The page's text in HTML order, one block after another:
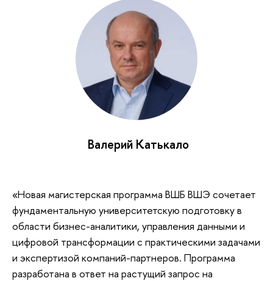
Валерий Катькало
«Новая магистерская программа ВШБ ВШЭ сочетает
фундаментальную университетскую подготовку в
области бизнес-аналитики, управления данными и
цифровой трансформации с практическими задачами
и экспертизой компаний-партнеров. Программа
разработана в ответ на растущий запрос на